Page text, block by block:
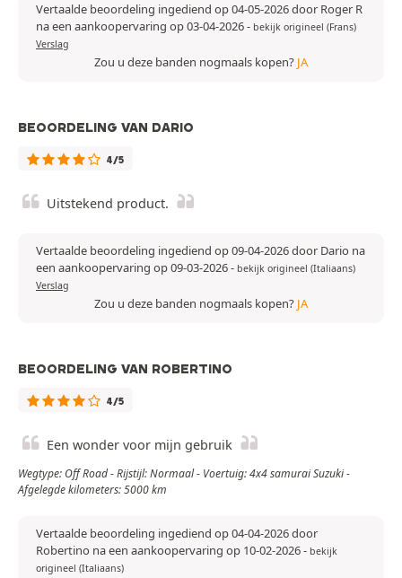
Vertaalde beoordeling ingediend op 04-05-2026 door Roger R
na een aankoopervaring op 03-04-2026- bekijk origineel (Frans)
Verslag
Zou u deze banden nogmaals kopen? JA
BEOORDELING VAN DARIO
4/5
Uitstekend product.
Vertaalde beoordeling ingediend op 09-04-2026 door Dario na
een aankoopervaring op 09-03-2026- bekijk origineel (Italiaans)
Verslag
Zou u deze banden nogmaals kopen? JA
BEOORDELING VAN ROBERTINO
4/5
Een wonder voor mijn gebruik
Wegtype: Off Road - Rijstijl: Normaal - Voertuig: 4x4 samurai Suzuki -
Afgelegde kilometers: 5000 km
Vertaalde beoordeling ingediend op 04-04-2026 door
Robertino na een aankoopervaring op 10-02-2026- bekijk
origineel (Italiaans)